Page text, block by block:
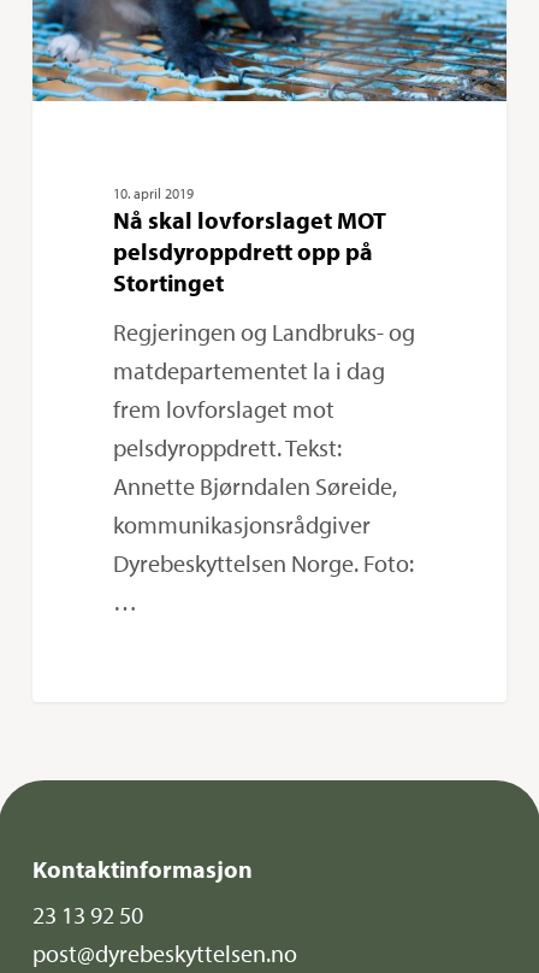
på
Stortinget
10. april 2019
Nå skal lovforslaget MOT
pelsdyroppdrett opp på
Stortinget
Regjeringen og Landbruks- og
matdepartementet la i dag
frem lovforslaget mot
pelsdyroppdrett. Tekst:
Annette Bjørndalen Søreide,
kommunikasjonsrådgiver
Dyrebeskyttelsen Norge. Foto:
…
Kontaktinformasjon
23 13 92 50
post@dyrebeskyttelsen.no